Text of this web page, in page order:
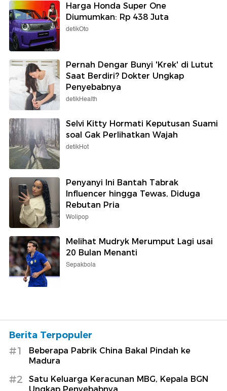
Harga Honda Super One
Diumumkan: Rp 438 Juta
detikOto
Pernah Dengar Bunyi 'Krek' di Lutut
Saat Berdiri? Dokter Ungkap
Penyebabnya
detikHealth
Selvi Kitty Hormati Keputusan Suami
soal Gak Perlihatkan Wajah
detikHot
Penyanyi Ini Bantah Tabrak
Influencer hingga Tewas, Diduga
Rebutan Pria
Wolipop
Melihat Mudryk Merumput Lagi usai
20 Bulan Menanti
Sepakbola
Berita Terpopuler
#1
Beberapa Pabrik China Bakal Pindah ke
Madura
#2
Satu Keluarga Keracunan MBG, Kepala BGN